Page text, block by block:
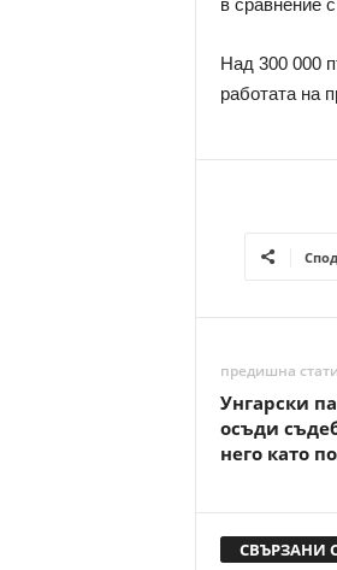
в сравнение
Над 300 000
работата на
предишна
Унгарски
осъди
него като
СВЪРЗАНИ